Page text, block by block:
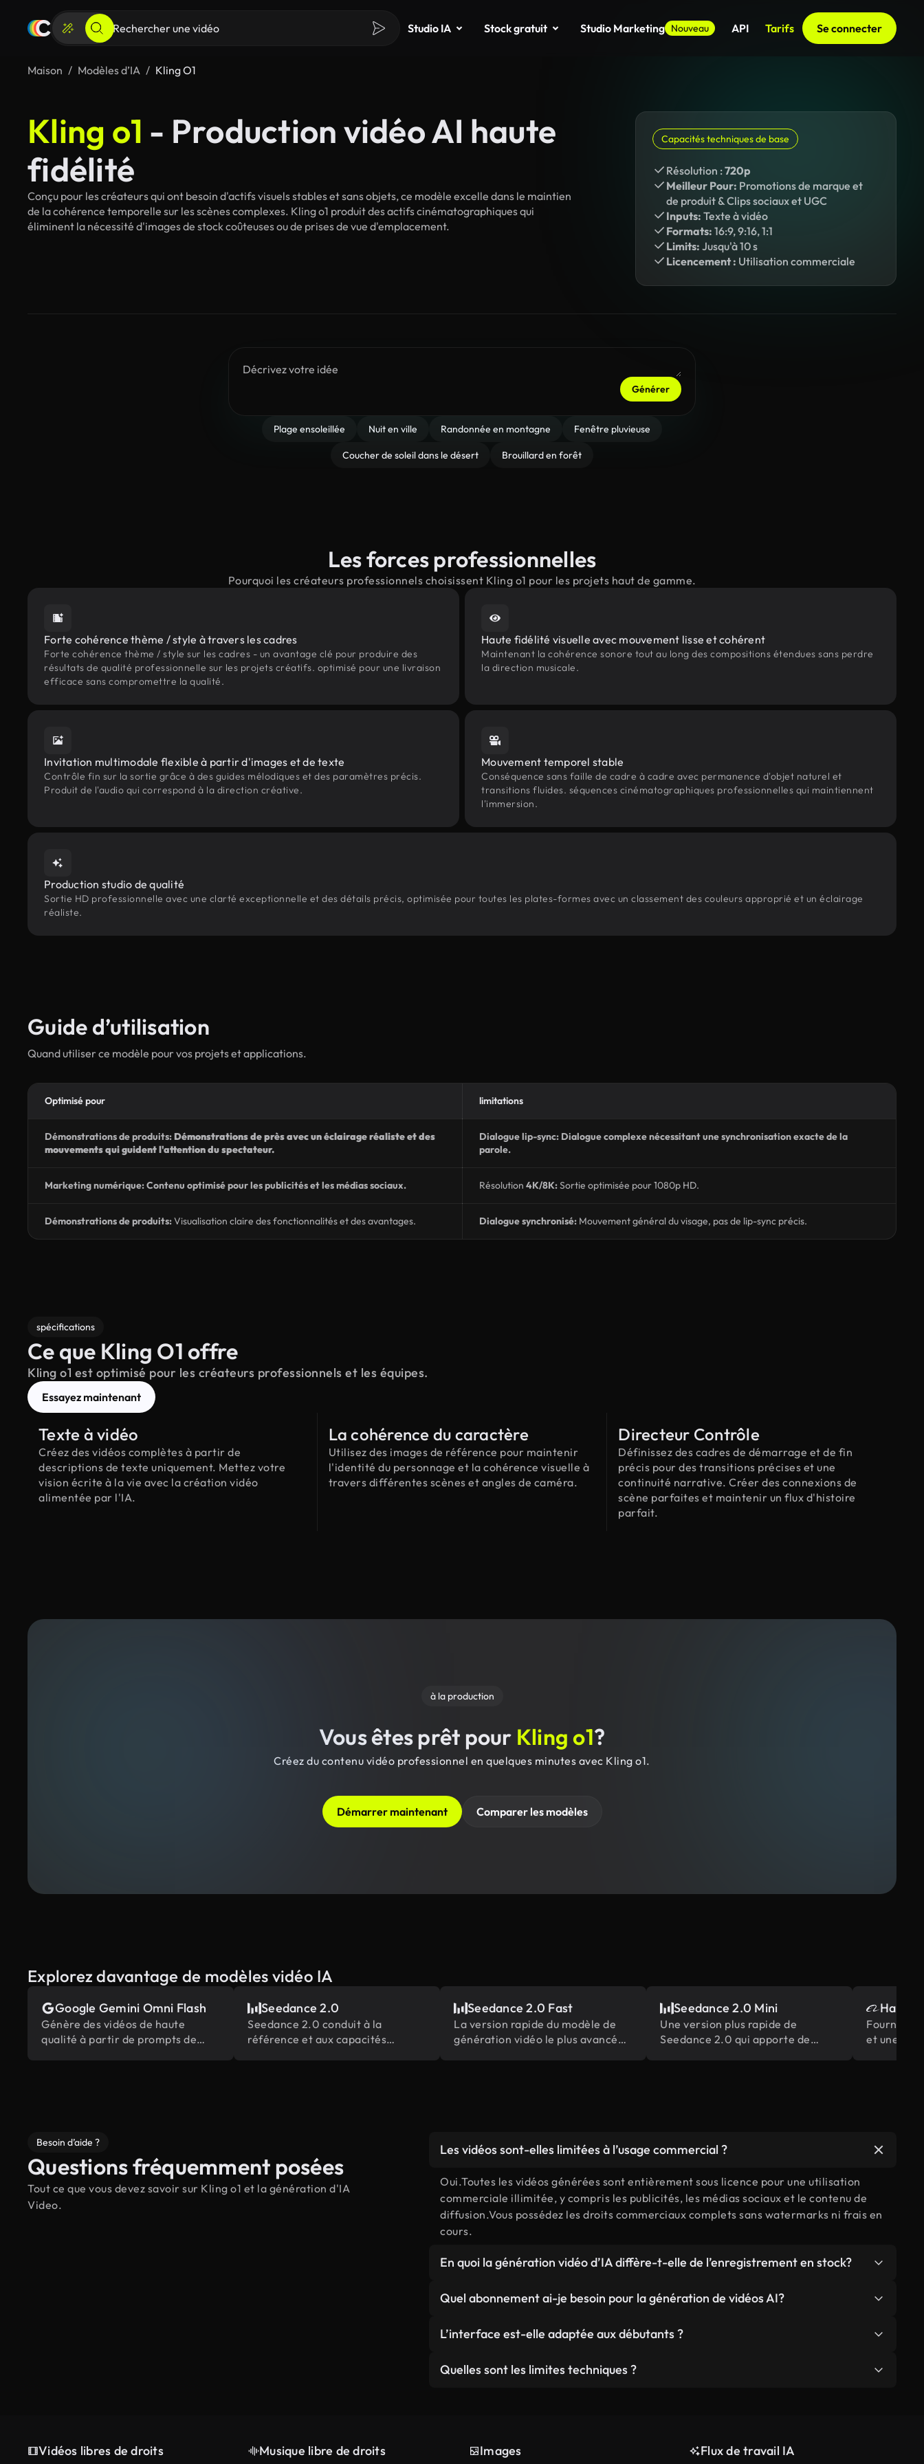
Studio IA Stock gratuit Studio Marketing Nouveau API Tarifs Se connecter
Maison Modèles d’IA Kling O1
Kling o1 - Production vidéo AI haute
fidélité
Conçu pour les créateurs qui ont besoin d'actifs visuels stables et sans objets, ce modèle excelle dans le maintien
de la cohérence temporelle sur les scènes complexes. Kling o1 produit des actifs cinématographiques qui
éliminent la nécessité d'images de stock coûteuses ou de prises de vue d'emplacement.
Capacités techniques de base
Résolution :720p
Meilleur Pour: Promotions de marque et
de produit & Clips sociaux et UGC
Inputs: Texte à vidéo
Formats: 16:9, 9:16, 1:1
Limits: Jusqu'à 10 s
Licencement : Utilisation commerciale
Générer
Plage ensoleillée Nuit en ville Randonnée en montagne Fenêtre pluvieuse
Coucher de soleil dans le désert Brouillard en forêt
Les forces professionnelles
Pourquoi les créateurs professionnels choisissent Kling o1 pour les projets haut de gamme.
Forte cohérence thème / style à travers les cadres
Forte cohérence thème / style sur les cadres - un avantage clé pour produire des
résultats de qualité professionnelle sur les projets créatifs. optimisé pour une livraison
efficace sans compromettre la qualité.
Haute fidélité visuelle avec mouvement lisse et cohérent
Maintenant la cohérence sonore tout au long des compositions étendues sans perdre
la direction musicale.
Invitation multimodale flexible à partir d'images et de texte
Contrôle fin sur la sortie grâce à des guides mélodiques et des paramètres précis.
Produit de l'audio qui correspond à la direction créative.
Mouvement temporel stable
Conséquence sans faille de cadre à cadre avec permanence d'objet naturel et
transitions fluides. séquences cinématographiques professionnelles qui maintiennent
l'immersion.
Production studio de qualité
Sortie HD professionnelle avec une clarté exceptionnelle et des détails précis, optimisée pour toutes les plates-formes avec un classement des couleurs approprié et un éclairage
réaliste.
Guide d’utilisation
Quand utiliser ce modèle pour vos projets et applications.
Optimisé pour limitations
Démonstrations de produits:Démonstrations de près avec un éclairage réaliste et des
mouvements qui guident l'attention du spectateur.
Dialogue lip-sync: Dialogue complexe nécessitant une synchronisation exacte de la
parole.
Marketing numérique: Contenu optimisé pour les publicités et les médias sociaux. Résolution 4K/8K:Sortie optimisée pour 1080p HD.
Démonstrations de produits:Visualisation claire des fonctionnalités et des avantages. Dialogue synchronisé: Mouvement général du visage, pas de lip-sync précis.
spécifications
Ce que Kling O1 offre
Kling o1 est optimisé pour les créateurs professionnels et les équipes.
Essayez maintenant
Texte à vidéo
Créez des vidéos complètes à partir de
descriptions de texte uniquement. Mettez votre
vision écrite à la vie avec la création vidéo
alimentée par l'IA.
La cohérence du caractère
Utilisez des images de référence pour maintenir
l'identité du personnage et la cohérence visuelle à
travers différentes scènes et angles de caméra.
Directeur Contrôle
Définissez des cadres de démarrage et de fin
précis pour des transitions précises et une
continuité narrative. Créer des connexions de
scène parfaites et maintenir un flux d'histoire
parfait.
à la production
Vous êtes prêt pour Kling o1?
Créez du contenu vidéo professionnel en quelques minutes avec Kling o1.
Démarrer maintenant Comparer les modèles
Explorez davantage de modèles vidéo IA
Google Gemini Omni Flash
Génère des vidéos de haute
qualité à partir de prompts de
Seedance 2.0
Seedance 2.0 conduit à la
référence et aux capacités
Seedance 2.0 Fast
La version rapide du modèle de
génération vidéo le plus avancé
Seedance 2.0 Mini
Une version plus rapide de
Seedance 2.0 qui apporte de
Happy
Fournit un
et une
Besoin d’aide ?
Questions fréquemment posées
Tout ce que vous devez savoir sur Kling o1 et la génération d'IA
Video.
Les vidéos sont-elles limitées à l’usage commercial ?
Oui.Toutes les vidéos générées sont entièrement sous licence pour une utilisation
commerciale illimitée, y compris les publicités, les médias sociaux et le contenu de
diffusion.Vous possédez les droits commerciaux complets sans watermarks ni frais en
cours.
En quoi la génération vidéo d’IA diffère-t-elle de l’enregistrement en stock?
exacte, contrairement à la recherche à travers des bibliothèques d'actions
Quel abonnement ai-je besoin pour la génération de vidéos AI?
membres reçoivent des limites standard pour les créateurs individuels, les membres
bénéficient du traitement prioritaire et de la capacité maximale.
L’interface est-elle adaptée aux débutants ?
l'édition vidéo.Décrivez simplement votre vision en langage naturel et laissez l'IA
Quelles sont les limites techniques ?
Vidéos libres de droits Musique libre de droits Images Flux de travail IA